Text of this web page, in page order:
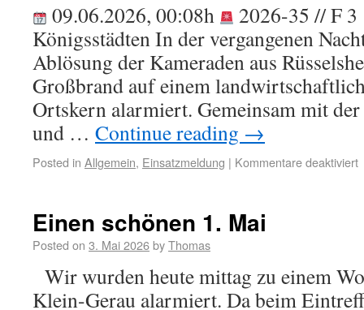
09.06.2026, 00:08h
2026-35 // F 3
Königsstädten In der vergangenen
Ablösung der Kameraden aus
Großbrand auf einem
Ortskern alarmiert. Gemeinsam mit
und … Continue reading →
Posted in Allgemein, Einsatzmeldung | Kommentare deaktiviert
Einen schönen 1. Mai
Posted on 3. Mai 2026byThomas
Wir wurden heute mittag zu einem
Klein-Gerau alarmiert. Da beim